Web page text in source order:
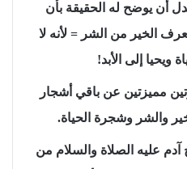
أن يوضح له الحقيقة بأن
الخير من الشر = لأنه لا
ويحيا إلى الأبد!
مميزتين عن باقي أشجار
والشر وشجرة الحياة.
آدم عليه الصلاة والسلام من